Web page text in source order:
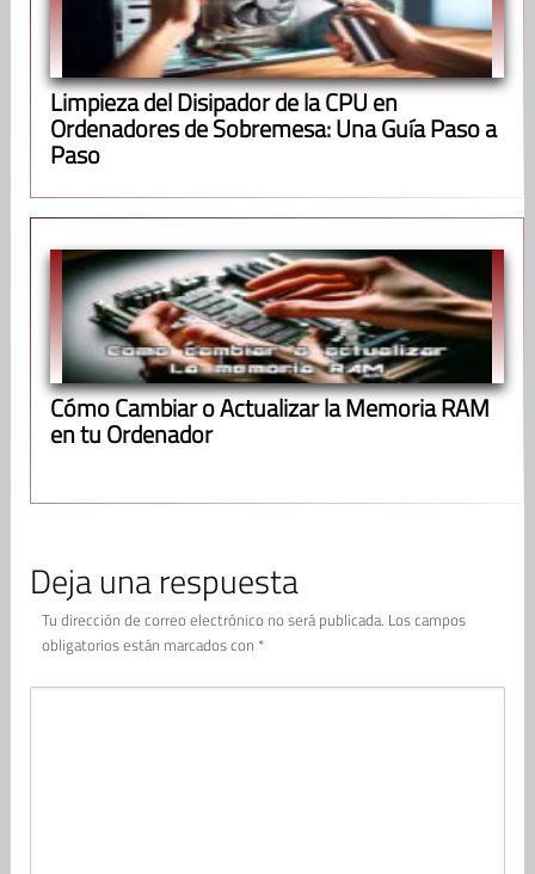
Limpieza del Disipador de la CPU en
Ordenadores de Sobremesa: Una Guía Paso a
Paso
Cómo Cambiar o Actualizar la Memoria RAM
en tu Ordenador
Deja una respuesta
Tu dirección de correo electrónico no será publicada. Los campos
obligatorios están marcados con *